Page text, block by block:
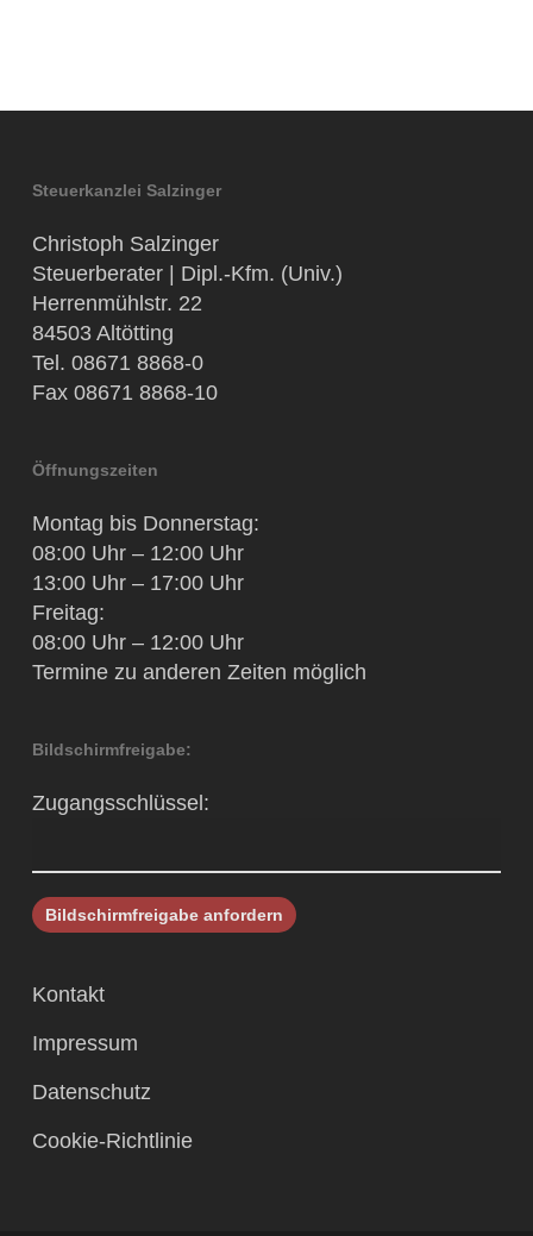
Steuerkanzlei Salzinger
Christoph Salzinger
Steuerberater | Dipl.-Kfm. (Univ.)
Herrenmühlstr. 22
84503 Altötting
Tel. 08671 8868-0
Fax 08671 8868-10
Öffnungszeiten
Montag bis Donnerstag:
08:00 Uhr – 12:00 Uhr
13:00 Uhr – 17:00 Uhr
Freitag:
08:00 Uhr – 12:00 Uhr
Termine zu anderen Zeiten möglich
Bildschirmfreigabe:
Zugangsschlüssel:
Kontakt
Impressum
Datenschutz
Cookie-Richtlinie